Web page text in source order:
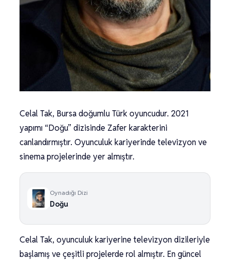
Celal Tak, Bursa doğumlu Türk oyuncudur. 2021
yapımı “Doğu” dizisinde Zafer karakterini
canlandırmıştır. Oyunculuk kariyerinde televizyon ve
sinema projelerinde yer almıştır.
Oynadığı Dizi
Doğu
Celal Tak, oyunculuk kariyerine televizyon dizileriyle
başlamış ve çeşitli projelerde rol almıştır. En güncel